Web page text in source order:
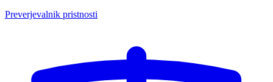
Preverjevalnik pristnosti